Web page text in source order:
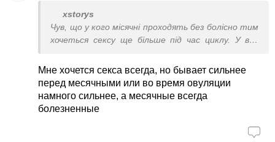
xstorys
Чув, що у кого місячні проходять без болісно тим
хочеться сексу ще більше під час циклу. У вас
Мне хочется секса всегда, но бывает сильнее
перед месячными или во время овуляции
намного сильнее, а месячные всегда
болезненные